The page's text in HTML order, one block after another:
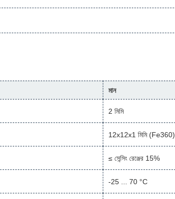
মান
2 মিমি
12x12x1 মিমি (Fe360)
≤ সেন্সিং রেঞ্জের 15%
-25 ... 70 °C